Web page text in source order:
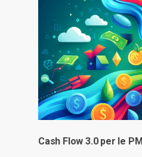
Cash Flow 3.0 per le PMI